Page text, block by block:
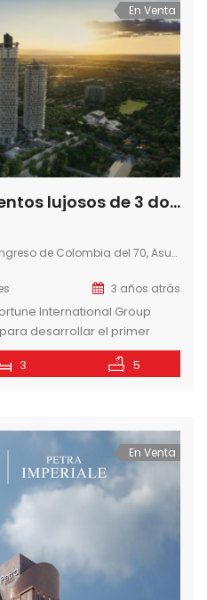
En Venta
En venta departamentos lujosos de 3 dormitorios en Jade Park sobre Avda. Santisima Trinidad
Colombia del 70, Asunción, Paraguay
3 años atrás
International Group
desarrollar el primer
con Jimenez Gaona y
líder en Paraguay. Un
3 5
En Venta